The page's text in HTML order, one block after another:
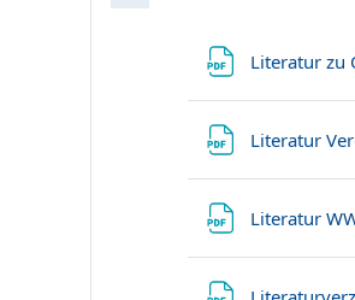
Literatur zu
Literatur
Literatur